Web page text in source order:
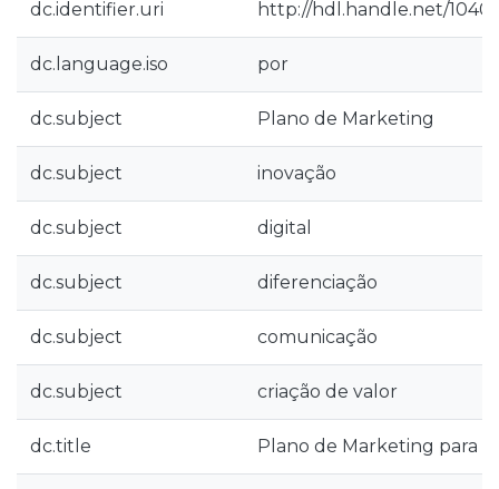
dc.identifier.uri http://hdl.handle.net/
dc.language.iso por
dc.subject Plano de Marketing
dc.subject inovação
dc.subject digital
dc.subject diferenciação
dc.subject comunicação
dc.subject criação de valor
dc.title Plano de Marketing para a